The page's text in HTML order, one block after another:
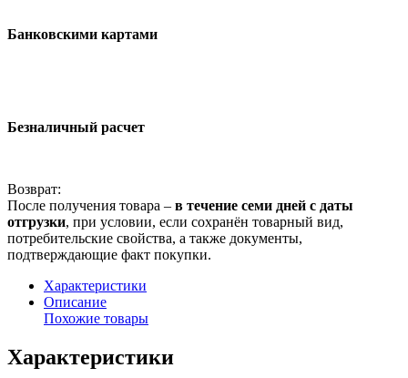
Банковскими картами
Безналичный расчет
Возврат:
После получения товара – в течение семи дней с даты
отгрузки, при условии, если сохранён товарный вид,
потребительские свойства, а также документы,
подтверждающие факт покупки.
Характеристики
Описание
Похожие товары
Характеристики